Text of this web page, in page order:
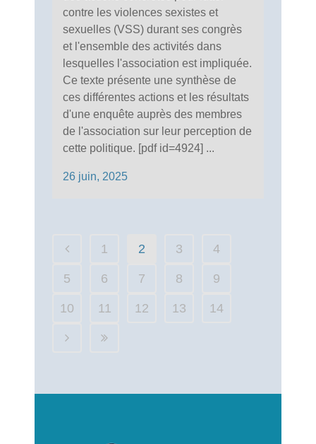
contre les violences sexistes et
sexuelles (VSS) durant ses congrès
et l'ensemble des activités dans
lesquelles l'association est impliquée.
Ce texte présente une synthèse de
ces différentes actions et les résultats
d'une enquête auprès des membres
de l'association sur leur perception de
cette politique. [pdf id=4924] ...
26 juin, 2025
1 2 3 4
5 6 7 8 9
10 11 12 13 14